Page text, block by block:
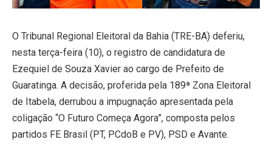
O Tribunal Regional Eleitoral da Bahia (TRE-BA) deferiu,
nesta terça-feira (10), o registro de candidatura de
Ezequiel de Souza Xavier ao cargo de Prefeito de
Guaratinga. A decisão, proferida pela 189ª Zona Eleitoral
de Itabela, derrubou a impugnação apresentada pela
coligação “O Futuro Começa Agora”, composta pelos
partidos FE Brasil (PT, PCdoB e PV), PSD e Avante.